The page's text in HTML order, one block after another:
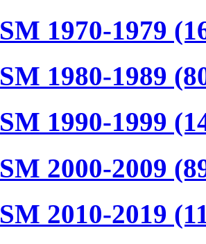
1970-1979
1980-1989
1990-1999
2000-2009
2010-2019